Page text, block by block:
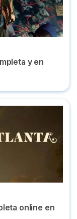
y en
en castellano
online en